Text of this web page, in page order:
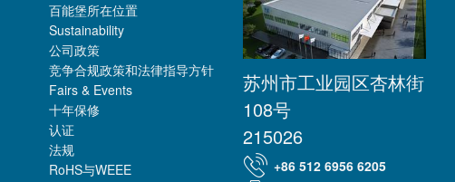
百能堡所在位置
Sustainability
公司政策
竞争合规政策和法律指导方针
Fairs & Events
十年保修
认证
法规
RoHS与WEEE
苏州市工业园区杏林街
108号
215026
+86 512 6956 6205